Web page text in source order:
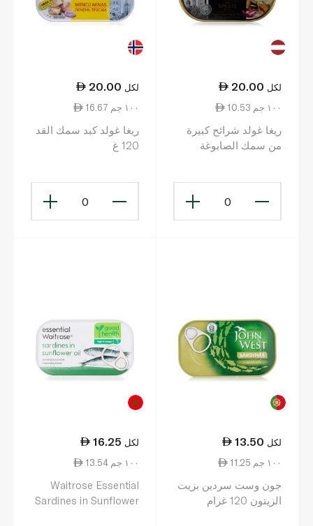
20.00 لكل
10.53 ١٠٠ جم
ريغا غولد شرائح كبيرة
من سمك الصابوغة
0
20.00 لكل
16.67 ١٠٠ جم
ريغا غولد كبد سمك القد
120 غ
0
13.50 لكل
11.25 ١٠٠ جم
جون وست سردين بزيت
الزيتون 120 غرام
16.25 لكل
13.54 ١٠٠ جم
Waitrose Essential
Sardines in Sunflower